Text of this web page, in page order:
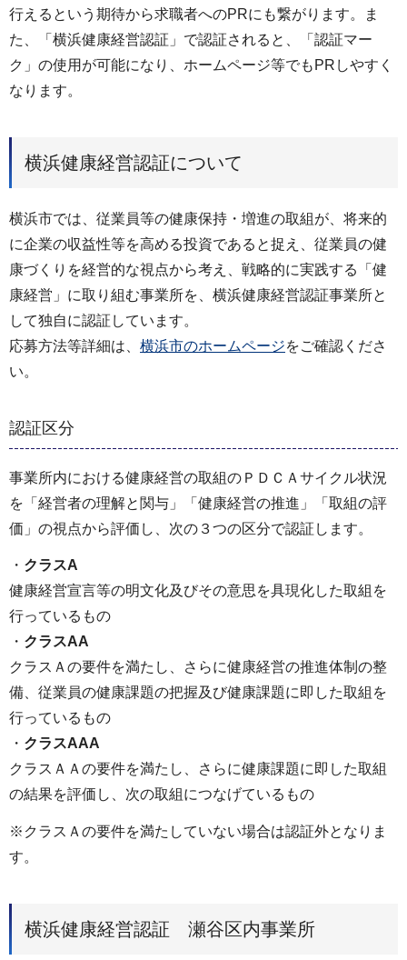
行えるという期待から求職者へのPRにも繋がります。ま
た、「横浜健康経営認証」で認証されると、「認証マー
ク」の使用が可能になり、ホームページ等でもPRしやすく
なります。
横浜健康経営認証について
横浜市では、従業員等の健康保持・増進の取組が、将来的
に企業の収益性等を高める投資であると捉え、従業員の健
康づくりを経営的な視点から考え、戦略的に実践する「健
康経営」に取り組む事業所を、横浜健康経営認証事業所と
して独自に認証しています。
応募方法等詳細は、 横浜市のホームページをご確認くださ
い。
認証区分
事業所内における健康経営の取組のＰＤＣＡサイクル状況
を「経営者の理解と関与」「健康経営の推進」「取組の評
価」の視点から評価し、次の３つの区分で認証します。
・ クラスA
健康経営宣言等の明文化及びその意思を具現化した取組を
行っているもの
・ クラスAA
クラスＡの要件を満たし、さらに健康経営の推進体制の整
備、従業員の健康課題の把握及び健康課題に即した取組を
行っているもの
・ クラスAAA
クラスＡＡの要件を満たし、さらに健康課題に即した取組
の結果を評価し、次の取組につなげているもの
※クラスＡの要件を満たしていない場合は認証外となりま
す。
横浜健康経営認証 瀬谷区内事業所